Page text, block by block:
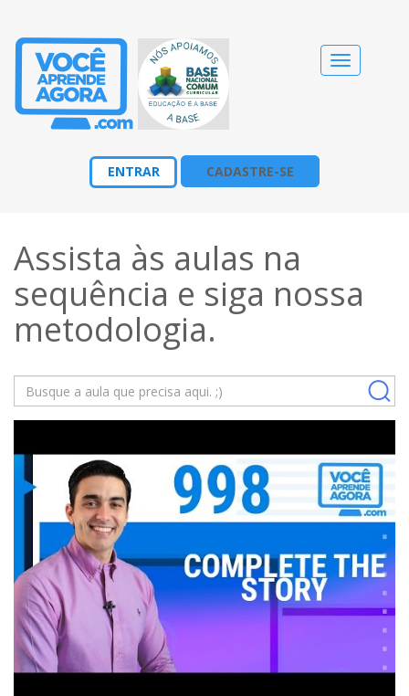
Alternar
navegação
ENTRAR CADASTRE-SE
Assista às aulas na
sequência e siga nossa
metodologia.